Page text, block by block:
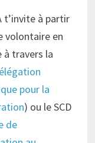
t’invite à partir
volontaire en
à travers la
pour la
) ou le SCD
de